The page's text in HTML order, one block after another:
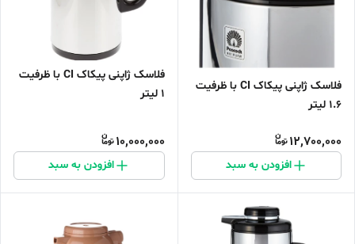
فلاسک ژاپنی پیکاک CI با ظرفیت
1.6 لیتر
12,700,000
افزودن به سبد
فلاسک ژاپنی پیکاک CI با ظرفیت
1 لیتر
10,000,000
افزودن به سبد